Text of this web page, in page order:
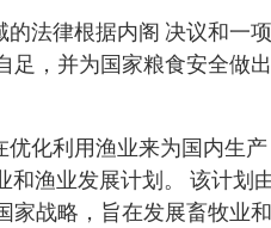
的法律根据内阁 决议和一项
足，并为国家粮食安全做出
化利用渔业来为国内生产
和渔业发展计划。 该计划
家战略，旨在发展畜牧业和